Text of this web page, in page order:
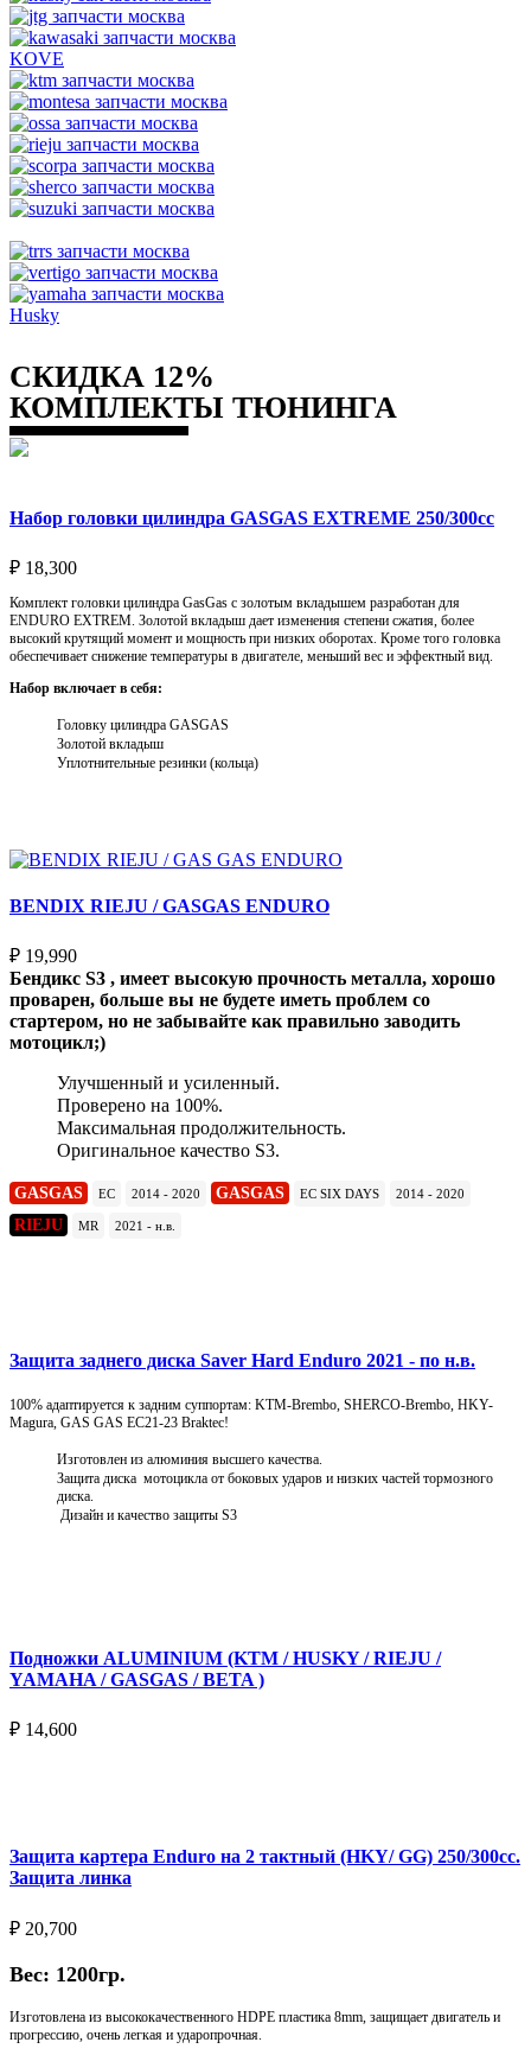
KOVE
Husky
СКИДКА 12%
КОМПЛЕКТЫ ТЮНИНГА
Набор головки цилиндра GASGAS EXTREME 250/300cc
₽ 18,300
Комплект головки цилиндра GasGas с золотым вкладышем разработан для
ENDURO EXTREM. Золотой вкладыш дает изменения степени сжатия, более
высокий крутящий момент и мощность при низких оборотах. Кроме того головка
обеспечивает снижение температуры в двигателе, меньший вес и эффектный вид.
Набор включает в себя:
Головку цилиндра GASGAS
Золотой вкладыш
Уплотнительные резинки (кольца)
BENDIX RIEJU / GASGAS ENDURO
₽ 19,990
Бендикс S3 , имеет высокую прочность металла, хорошо
проварен, больше вы не будете иметь проблем со
стартером, но не забывайте как правильно заводить
мотоцикл;)
Улучшенный и усиленный.
Проверено на 100%.
Максимальная продолжительность.
Оригинальное качество S3.
GASGAS EC 2014 - 2020 GASGAS EC SIX DAYS 2014 - 2020
RIEJU MR 2021 - н.в.
Защита заднего диска Saver Hard Enduro 2021 - по н.в.
100% адаптируется к задним суппортам: KTM-Brembo, SHERCO-Brembo, HKY-
Magura, GAS GAS EC21-23 Braktec!
Изготовлен из алюминия высшего качества.
Защита диска мотоцикла от боковых ударов и низких частей тормозного
диска.
Дизайн и качество защиты S3
Подножки ALUMINIUM (KTM / HUSKY / RIEJU /
YAMAHA / GASGAS / BETA )
₽ 14,600
Защита картера Enduro на 2 тактный (HKY/ GG) 250/300cc.
Защита линка
₽ 20,700
Вес: 1200гр.
Изготовлена из высококачественного HDPE пластика 8mm, защищает двигатель и
прогрессию, очень легкая и ударопрочная.